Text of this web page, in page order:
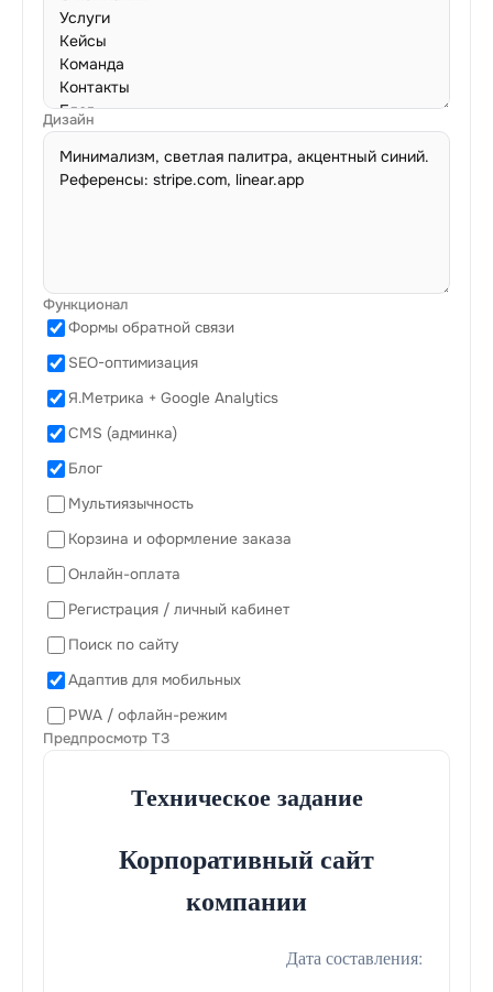
Дизайн
Функционал
Формы обратной связи
SEO-оптимизация
Я.Метрика + Google Analytics
CMS (админка)
Блог
Мультиязычность
Корзина и оформление заказа
Онлайн-оплата
Регистрация / личный кабинет
Поиск по сайту
Адаптив для мобильных
PWA / офлайн-режим
Предпросмотр ТЗ
Техническое задание
Корпоративный сайт
компании
Дата составления: